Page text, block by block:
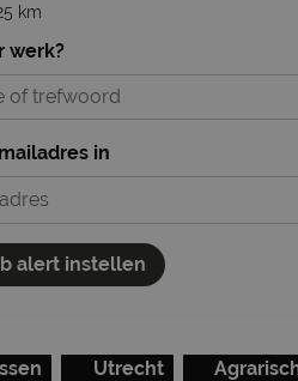
km
werk?
in
alert instellen
Utrecht